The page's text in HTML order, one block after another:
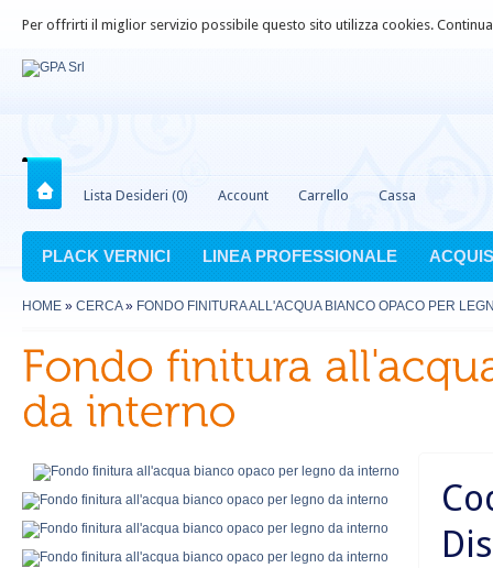
Per offrirti il miglior servizio possibile questo sito utilizza cookies.
Lista Desideri (0) Account Carrello Cassa
PLACK VERNICI LINEA PROFESSIONALE
HOME » CERCA» FONDO FINITURA ALL'ACQUA BIANCO OPACO PER